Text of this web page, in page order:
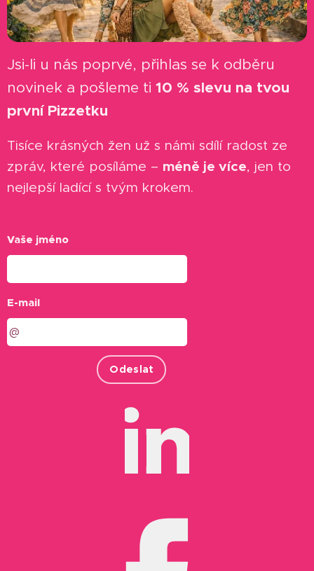
Jsi-li u nás poprvé, přihlas se k odběru
novinek a pošleme ti 10 % slevu na tvou
první Pizzetku
Tisíce krásných žen už s námi sdílí radost ze
zpráv, které posíláme – méně je více, jen to
nejlepší ladící s tvým krokem.
Vaše jméno
E-mail
Odeslat